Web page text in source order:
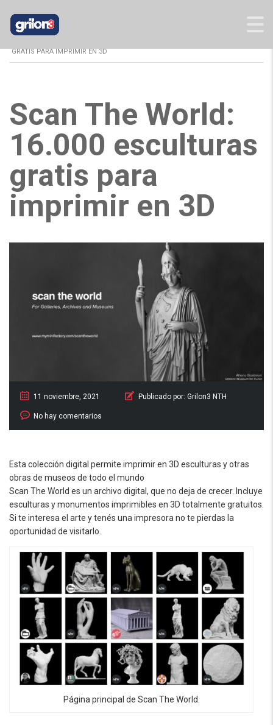
GRATIS PARA IMPRIMIR EN 3D
Scan The World:
16.000 esculturas
gratis para
imprimir en 3D
11 noviembre, 2021 Publicado por: Grilon3 NTH
No hay comentarios
Esta colección digital permite imprimir en 3D esculturas y otras
obras de museos de todo el mundo
Scan The World es un archivo digital, que no deja de crecer. Incluye
esculturas y monumentos imprimibles en 3D totalmente gratuitos.
Si te interesa el arte y tenés una impresora no te pierdas la
oportunidad de visitarlo.
Página principal de Scan The World.